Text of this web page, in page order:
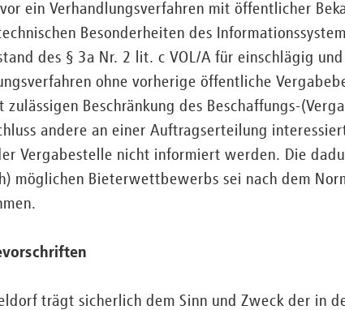
ein Verhandlungsverfahren mit öffentlicher
Besonderheiten des
des § 3a Nr. 2 lit. c VOL/A für einschlägig und
ohne vorherige öffentliche
Beschränkung des Beschaffungs-
andere an einer Auftragserteilung
Vergabestelle nicht informiert werden. Die
möglichen Bieterwettbewerbs sei nach dem
trägt sicherlich dem Sinn und Zweck der in